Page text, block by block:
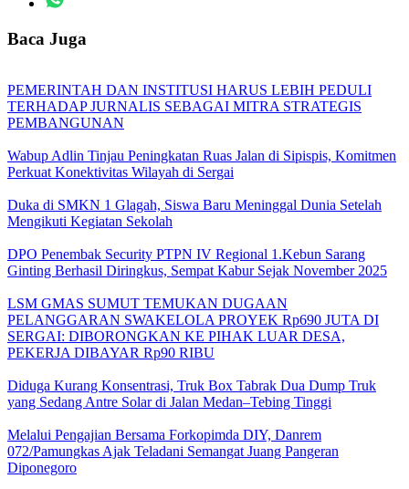
Baca Juga
PEMERINTAH DAN INSTITUSI HARUS LEBIH PEDULI
TERHADAP JURNALIS SEBAGAI MITRA STRATEGIS
PEMBANGUNAN
Wabup Adlin Tinjau Peningkatan Ruas Jalan di Sipispis, Komitmen
Perkuat Konektivitas Wilayah di Sergai
Duka di SMKN 1 Glagah, Siswa Baru Meninggal Dunia Setelah
Mengikuti Kegiatan Sekolah
DPO Penembak Security PTPN IV Regional 1.Kebun Sarang
Ginting Berhasil Diringkus, Sempat Kabur Sejak November 2025
LSM GMAS SUMUT TEMUKAN DUGAAN
PELANGGARAN SWAKELOLA PROYEK Rp690 JUTA DI
SERGAI: DIBORONGKAN KE PIHAK LUAR DESA,
PEKERJA DIBAYAR Rp90 RIBU
Diduga Kurang Konsentrasi, Truk Box Tabrak Dua Dump Truk
yang Sedang Antre Solar di Jalan Medan–Tebing Tinggi
Melalui Pengajian Bersama Forkopimda DIY, Danrem
072/Pamungkas Ajak Teladani Semangat Juang Pangeran
Diponegoro